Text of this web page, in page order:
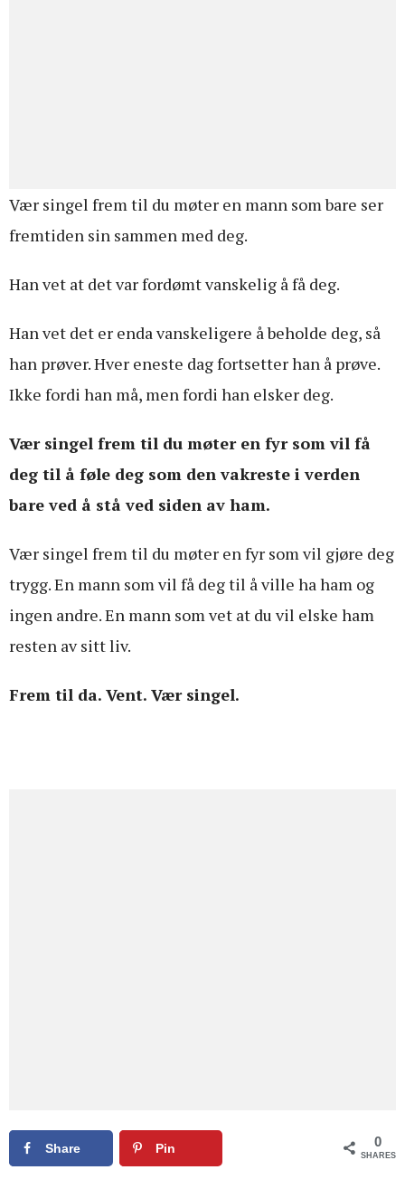
Vær singel frem til du møter en mann som bare ser
fremtiden sin sammen med deg.
Han vet at det var fordømt vanskelig å få deg.
Han vet det er enda vanskeligere å beholde deg, så
han prøver. Hver eneste dag fortsetter han å prøve.
Ikke fordi han må, men fordi han elsker deg.
Vær singel frem til du møter en fyr som vil få
deg til å føle deg som den vakreste i verden
bare ved å stå ved siden av ham.
Vær singel frem til du møter en fyr som vil gjøre deg
trygg. En mann som vil få deg til å ville ha ham og
ingen andre. En mann som vet at du vil elske ham
resten av sitt liv.
Frem til da. Vent. Vær singel.
Share Pin 0
SHARES